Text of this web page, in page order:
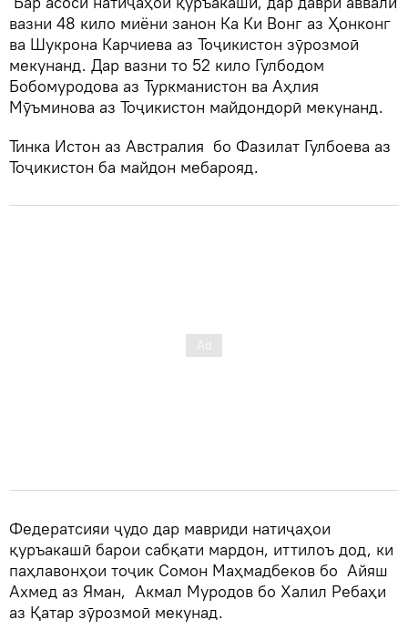
вазни 48 кило миёни занон Ка Ки Вонг аз Ҳонконг
ва Шукрона Карчиева аз Тоҷикистон зӯрозмоӣ
мекунанд. Дар вазни то 52 кило Гулбодом
Бобомуродова аз Туркманистон ва Аҳлия
Мӯъминова аз Тоҷикистон майдондорӣ мекунанд.
Тинка Истон аз Австралия бо Фазилат Гулбоева аз
Тоҷикистон ба майдон мебарояд.
Федератсияи ҷудо дар мавриди натиҷаҳои
қуръакашӣ барои сабқати мардон, иттилоъ дод, ки
паҳлавонҳои тоҷик Сомон Маҳмадбеков бо Айяш
Ахмед аз Яман, Акмал Муродов бо Халил Ребаҳи
аз Қатар зӯрозмоӣ мекунад.